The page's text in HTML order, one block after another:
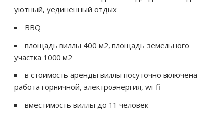
уютный, уединенный отдых
BBQ
площадь виллы 400 м2, площадь земельного
участка 1000 м2
в стоимость аренды виллы посуточно включена
работа горничной, электроэнергия, wi-fi
вместимость виллы до 11 человек